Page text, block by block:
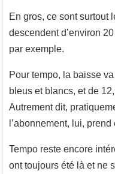
En gros, ce sont surtout
descendent d’environ
par exemple.
Pour tempo, la baisse
bleus et blancs, et de
Autrement dit,
l’abonnement, lui,
Tempo reste encore
ont toujours été là et ne